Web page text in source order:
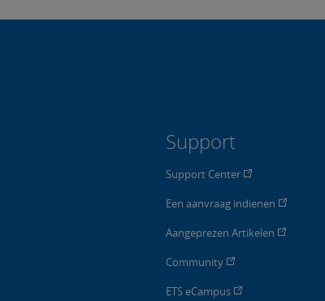
Support
Support Center
Een aanvraag indienen
Aangeprezen Artikelen
Community
ETS eCampus